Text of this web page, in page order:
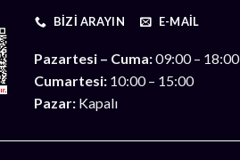
BIZI ARAYIN E-MAIL
Pazartesi – Cuma:09:00 – 18:00
Cumartesi:10:00 – 15:00
Pazar:Kapalı